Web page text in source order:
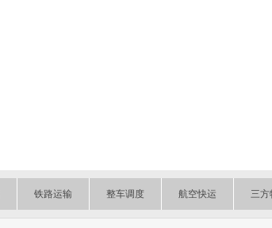
铁路运输 整车调度 航空快运 三方